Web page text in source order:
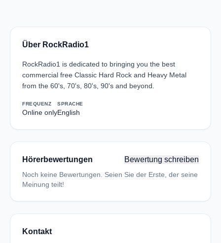
Über RockRadio1
RockRadio1 is dedicated to bringing you the best
commercial free Classic Hard Rock and Heavy Metal
from the 60's, 70's, 80's, 90's and beyond.
FREQUENZ
Online only
SPRACHE
English
Hörerbewertungen Bewertung schreiben
Noch keine Bewertungen. Seien Sie der Erste, der seine
Meinung teilt!
Kontakt